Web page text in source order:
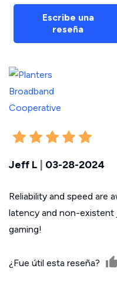
Escribe una
reseña
Jeff L 03-28-2024
Reliability and speed are
latency and non-
gaming!
¿Fue útil esta reseña?